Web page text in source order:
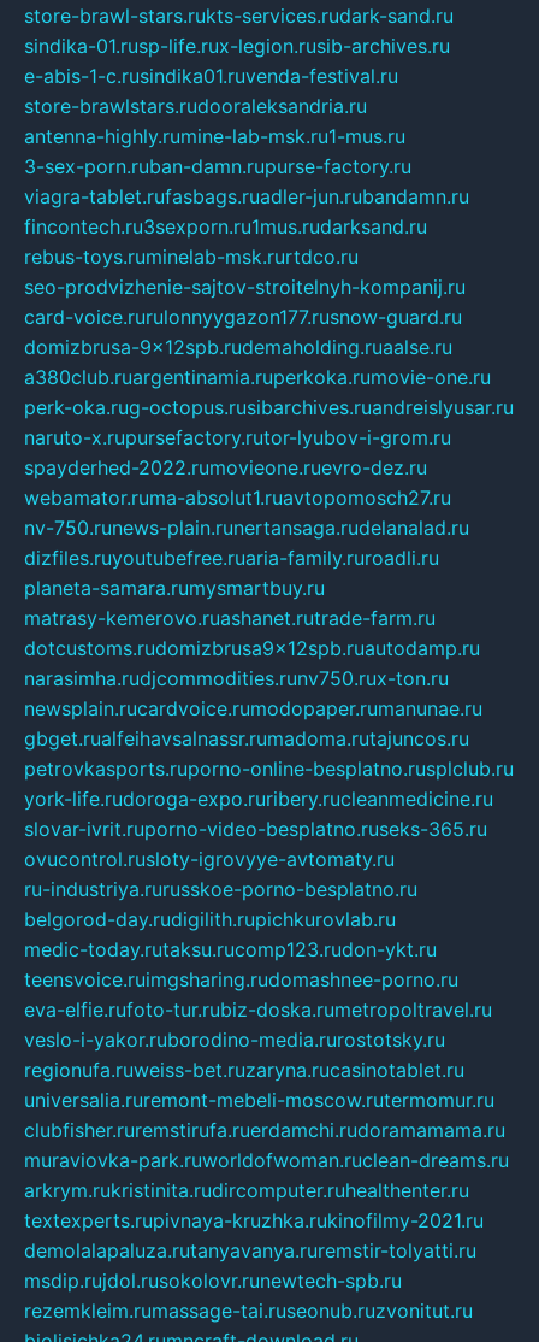
store-brawl-stars.rukts-services.rudark-sand.ru
sindika-01.rusp-life.rux-legion.rusib-archives.ru
e-abis-1-c.rusindika01.ruvenda-festival.ru
store-brawlstars.rudooraleksandria.ru
antenna-highly.rumine-lab-msk.ru1-mus.ru
3-sex-porn.ruban-damn.rupurse-factory.ru
viagra-tablet.rufasbags.ruadler-jun.rubandamn.ru
fincontech.ru3sexporn.ru1mus.rudarksand.ru
rebus-toys.ruminelab-msk.rurtdco.ru
seo-prodvizhenie-sajtov-stroitelnyh-kompanij.ru
card-voice.rurulonnyygazon177.rusnow-guard.ru
domizbrusa-9x12spb.rudemaholding.ruaalse.ru
a380club.ruargentinamia.ruperkoka.rumovie-one.ru
perk-oka.rug-octopus.rusibarchives.ruandreislyusar.ru
naruto-x.rupursefactory.rutor-lyubov-i-grom.ru
spayderhed-2022.rumovieone.ruevro-dez.ru
webamator.ruma-absolut1.ruavtopomosch27.ru
nv-750.runews-plain.runertansaga.rudelanalad.ru
dizfiles.ruyoutubefree.ruaria-family.ruroadli.ru
planeta-samara.rumysmartbuy.ru
matrasy-kemerovo.ruashanet.rutrade-farm.ru
dotcustoms.rudomizbrusa9x12spb.ruautodamp.ru
narasimha.rudjcommodities.runv750.rux-ton.ru
newsplain.rucardvoice.rumodopaper.rumanunae.ru
gbget.rualfeihavsalnassr.rumadoma.rutajuncos.ru
petrovkasports.ruporno-online-besplatno.rusplclub.ru
york-life.rudoroga-expo.ruribery.rucleanmedicine.ru
slovar-ivrit.ruporno-video-besplatno.ruseks-365.ru
ovucontrol.rusloty-igrovyye-avtomaty.ru
ru-industriya.rurusskoe-porno-besplatno.ru
belgorod-day.rudigilith.rupichkurovlab.ru
medic-today.rutaksu.rucomp123.rudon-ykt.ru
teensvoice.ruimgsharing.rudomashnee-porno.ru
eva-elfie.rufoto-tur.rubiz-doska.rumetropoltravel.ru
veslo-i-yakor.ruborodino-media.rurostotsky.ru
regionufa.ruweiss-bet.ruzaryna.rucasinotablet.ru
universalia.ruremont-mebeli-moscow.rutermomur.ru
clubfisher.ruremstirufa.ruerdamchi.rudoramamama.ru
muraviovka-park.ruworldofwoman.ruclean-dreams.ru
arkrym.rukristinita.rudircomputer.ruhealthenter.ru
textexperts.rupivnaya-kruzhka.rukinofilmy-2021.ru
demolalapaluza.rutanyavanya.ruremstir-tolyatti.ru
msdip.rujdol.rusokolovr.runewtech-spb.ru
rezemkleim.rumassage-tai.ruseonub.ruzvonitut.ru